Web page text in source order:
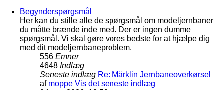
Begynderspørgsmål
Her kan du stille alle de spørgsmål om modeljernbaner
du måtte brænde inde med. Der er ingen dumme
spørgsmål. Vi skal gøre vores bedste for at hjælpe dig
med dit modeljernbaneproblem.
556 Emner
4648 Indlæg
Seneste indlæg Re: Märklin Jernbaneoverkørsel
af moppe Vis det seneste indlæg